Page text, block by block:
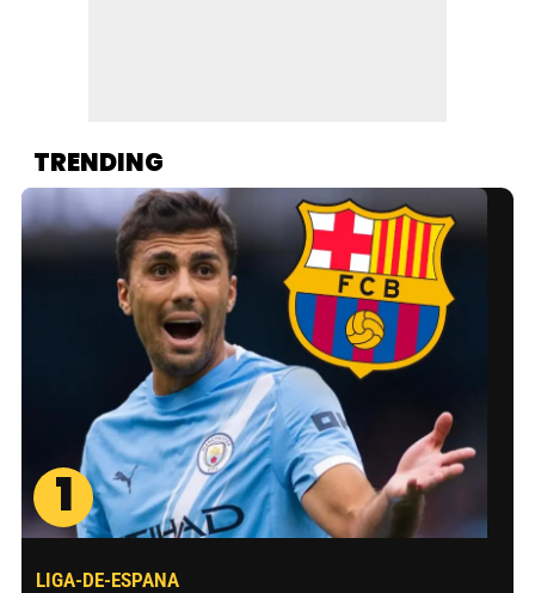
TRENDING
1
LIGA-DE-ESPANA